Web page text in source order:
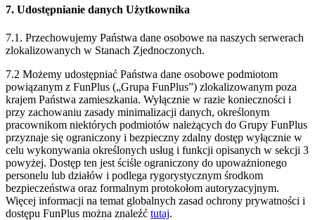
7. Udostępnianie danych Użytkownika
7.1. Przechowujemy Państwa dane osobowe na naszych serwerach
zlokalizowanych w Stanach Zjednoczonych.
7.2 Możemy udostępniać Państwa dane osobowe podmiotom
powiązanym z FunPlus („Grupa FunPlus”) zlokalizowanym poza
krajem Państwa zamieszkania. Wyłącznie w razie konieczności i
przy zachowaniu zasady minimalizacji danych, określonym
pracownikom niektórych podmiotów należących do Grupy FunPlus
przyznaje się ograniczony i bezpieczny zdalny dostęp wyłącznie w
celu wykonywania określonych usług i funkcji opisanych w sekcji 3
powyżej. Dostęp ten jest ściśle ograniczony do upoważnionego
personelu lub działów i podlega rygorystycznym środkom
bezpieczeństwa oraz formalnym protokołom autoryzacyjnym.
Więcej informacji na temat globalnych zasad ochrony prywatności i
dostępu FunPlus można znaleźć tutaj.